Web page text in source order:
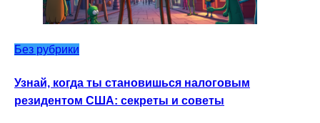
Без рубрики
Узнай, когда ты становишься налоговым
резидентом США: секреты и советы